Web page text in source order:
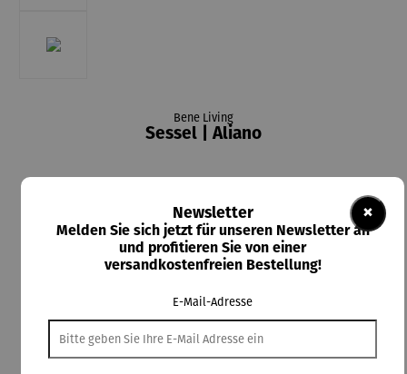
Bene Living
Sessel | Aliano
119,00 €
Preise inkl. MwSt. zzgl. Versandkosten
×
Newsletter
Melden Sie sich jetzt für unseren Newsletter an
und profitieren Sie von einer
versandkostenfreien Bestellung!
E-Mail-Adresse